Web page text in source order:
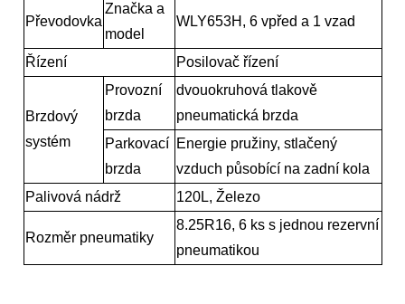
Převodovka
Značka a
model
WLY653H, 6 vpřed a 1 vzad
Řízení Posilovač řízení
Brzdový
systém
Provozní
brzda
dvouokruhová tlakově
pneumatická brzda
Parkovací
brzda
Energie pružiny, stlačený
vzduch působící na zadní kola
Palivová nádrž
120L, Železo
Rozměr pneumatiky
8.25R16, 6 ks s jednou rezervní
pneumatikou